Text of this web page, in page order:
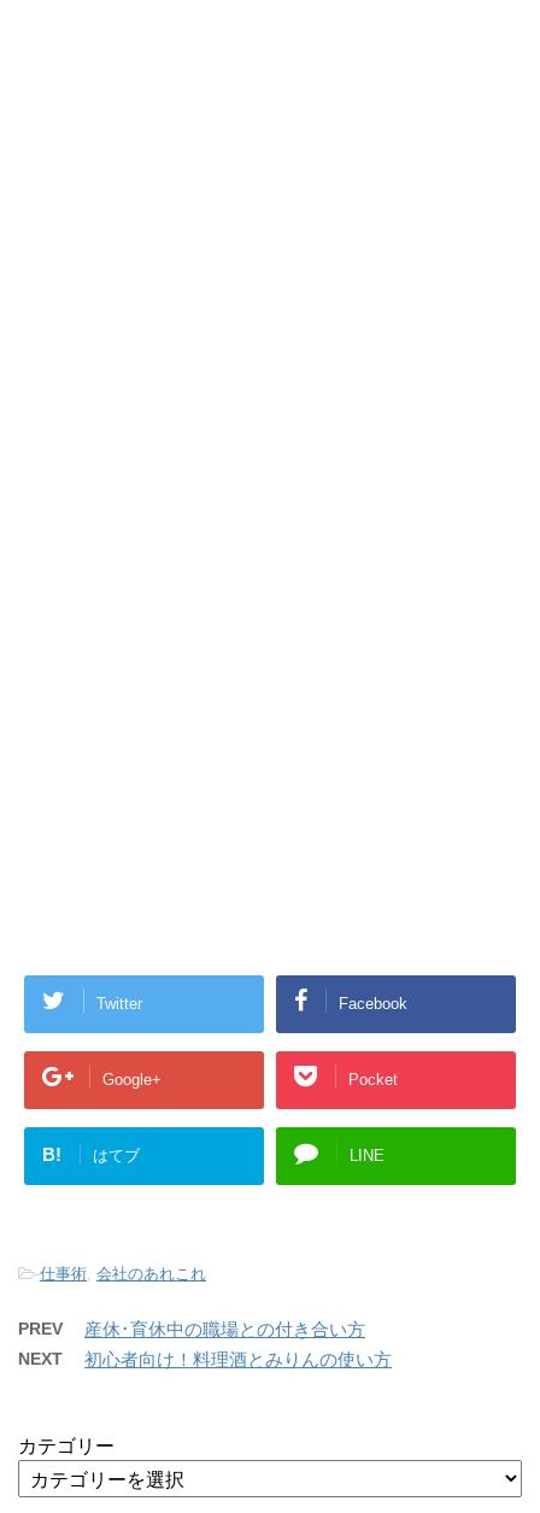
Twitter Facebook
Google+ Pocket
B! はてブ LINE
-仕事術 会社のあれこれ
PREV 産休･育休中の職場との付き合い方
NEXT 初心者向け！料理酒とみりんの使い方
カテゴリー